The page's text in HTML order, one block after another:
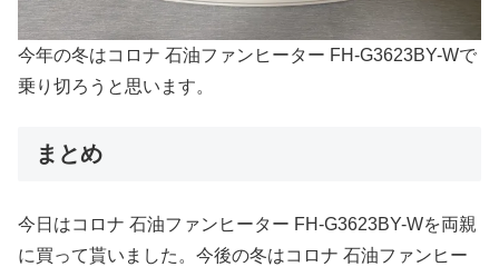
今年の冬はコロナ 石油ファンヒーター FH-G3623BY-Wで
乗り切ろうと思います。
まとめ
今日はコロナ 石油ファンヒーター FH-G3623BY-Wを両親
に買って貰いました。今後の冬はコロナ 石油ファンヒー